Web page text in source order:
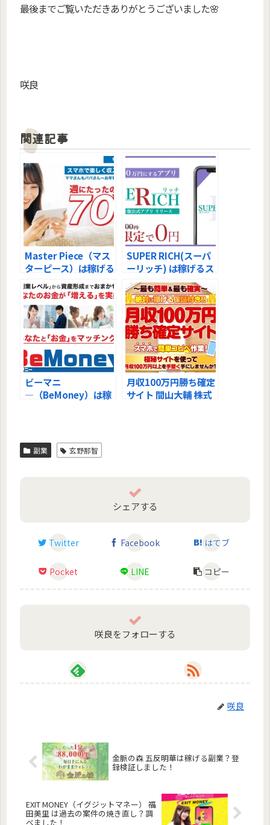
最後までご覧いただきありがとうございました🌸
咲良
関連記事
Master Piece（マス
ターピース）は稼げる
スマホ副業？調査しま
した！
SUPER RICH(スーパ
ーリッチ) は稼げるス
マホ副業？調査しまし
た！
ビーマニ
―（BeMoney）は稼
月収100万円勝ち確定
サイト 間山大輔 株式
副業 玄野那智
シェアする
Twitter Facebook はてブ
Pocket LINE コピー
咲良をフォローする
咲良
金脈の森 五反明華は稼げる副業？登
録検証しました！
EXIT MONEY（イグジットマネー） 福
田美里 は過去の案件の焼き直し？調
べました！